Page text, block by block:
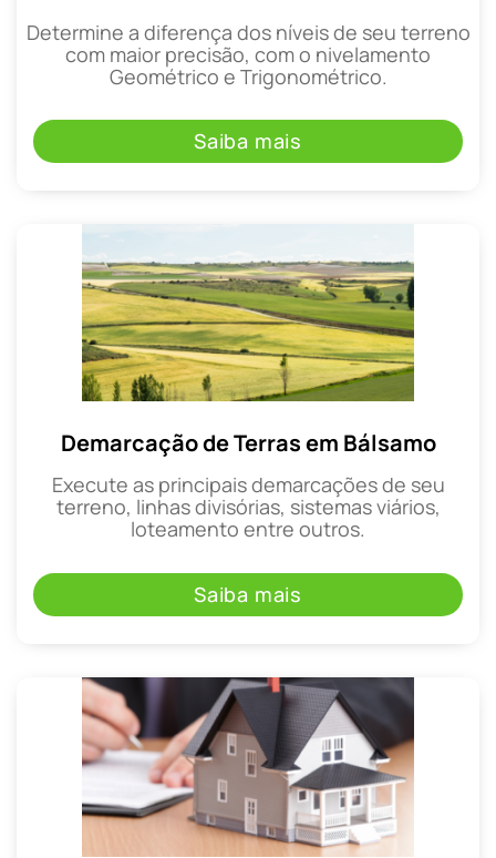
Determine a diferença dos níveis de seu terreno
com maior precisão, com o nivelamento
Geométrico e Trigonométrico.
Saiba mais
Demarcação de Terras em Bálsamo
Execute as principais demarcações de seu
terreno, linhas divisórias, sistemas viários,
loteamento entre outros.
Saiba mais